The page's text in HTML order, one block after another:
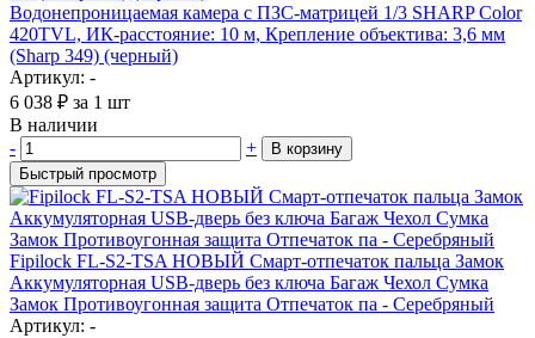
Водонепроницаемая камера с ПЗС-матрицей 1/3 SHARP Color
420TVL, ИК-расстояние: 10 м, Крепление объектива: 3,6 мм
(Sharp 349) (черный)
Артикул: -
6 038 ₽ за 1 шт
В наличии
-
+
В корзину
Быстрый просмотр
Fipilock FL-S2-TSA НОВЫЙ Смарт-отпечаток пальца Замок
Аккумуляторная USB-дверь без ключа Багаж Чехол Сумка
Замок Противоугонная защита Отпечаток па - Серебряный
Артикул: -